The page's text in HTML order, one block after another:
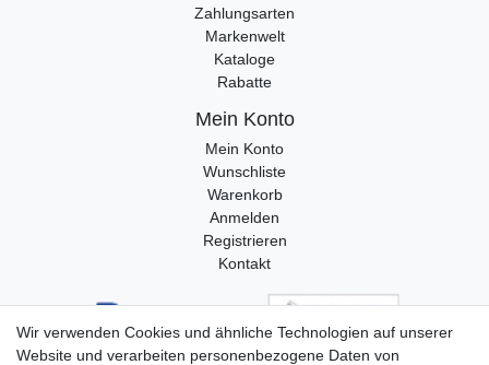
Zahlungsarten
Markenwelt
Kataloge
Rabatte
Mein Konto
Mein Konto
Wunschliste
Warenkorb
Anmelden
Registrieren
Kontakt
Wir verwenden Cookies und ähnliche Technologien auf unserer
Website und verarbeiten personenbezogene Daten von